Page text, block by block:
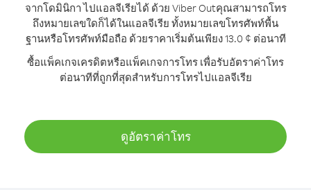
จากโดมินิกา ไปแอลจีเรียได้ ด้วย Viber Outคุณสามารถโทร
ถึงหมายเลขใดก็ได้ในแอลจีเรีย ทั้งหมายเลขโทรศัพท์พื้น
ฐานหรือโทรศัพท์มือถือ ด้วยราคาเริ่มต้นเพียง 13.0 ¢ ต่อนาที
ซื้อแพ็คเกจเครดิตหรือแพ็คเกจการโทร เพื่อรับอัตราค่าโทร
ต่อนาทีที่ถูกที่สุดสำหรับการโทรไปแอลจีเรีย
ดูอัตราค่าโทร